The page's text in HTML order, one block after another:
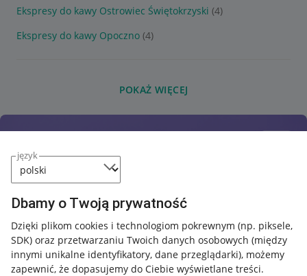
język
Dbamy o Twoją prywatność
Dzięki plikom cookies i technologiom pokrewnym (np. piksele,
SDK) oraz przetwarzaniu Twoich danych osobowych (między
innymi unikalne identyfikatory, dane przeglądarki), możemy
zapewnić, że dopasujemy do Ciebie wyświetlane treści.
Ekspresy do kawy Ostrowiec Świętokrzyski (4)
Ekspresy do kawy Opoczno (4)
POKAŻ WIĘCEJ